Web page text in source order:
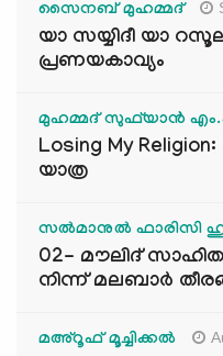
സൈനബ് മുഹമ്മദ്
യാ സയ്യിദീ യാ
പ്രണയകാവ്യം
മുഹമ്മദ് സുഫ്‌യാൻ
Losing My
യാത്ര
സൽമാനുൽ ഫാരിസി
02- മൗലിദ്
നിന്ന് മലബാർ
മഅ്റൂഫ് മൂച്ചിക്കല്‍